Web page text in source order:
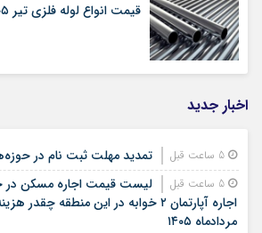
قیمت انواع لوله فلزی تیر ۱۴۰۵
اخبار جدید
تمدید مهلت ثبت نام در
لیست قیمت اجاره مسکن در
اجاره آپارتمان ۲ خوابه در این منطقه
مردادماه ۱۴۰۵